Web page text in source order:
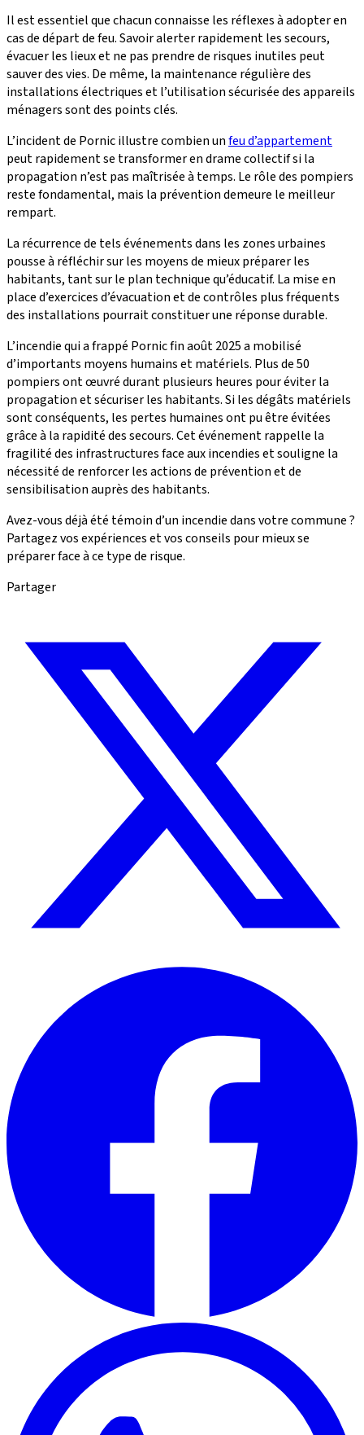
Il est essentiel que chacun connaisse les réflexes à adopter en
cas de départ de feu. Savoir alerter rapidement les secours,
évacuer les lieux et ne pas prendre de risques inutiles peut
sauver des vies. De même, la maintenance régulière des
installations électriques et l’utilisation sécurisée des appareils
ménagers sont des points clés.
L’incident de Pornic illustre combien unfeu d’appartement
peut rapidement se transformer en drame collectif si la
propagation n’est pas maîtrisée à temps. Le rôle des pompiers
reste fondamental, mais la prévention demeure le meilleur
rempart.
La récurrence de tels événements dans les zones urbaines
pousse à réfléchir sur les moyens de mieux préparer les
habitants, tant sur le plan technique qu’éducatif. La mise en
place d’exercices d’évacuation et de contrôles plus fréquents
des installations pourrait constituer une réponse durable.
L’incendie qui a frappé Pornic fin août 2025 a mobilisé
d’importants moyens humains et matériels. Plus de 50
pompiers ont œuvré durant plusieurs heures pour éviter la
propagation et sécuriser les habitants. Si les dégâts matériels
sont conséquents, les pertes humaines ont pu être évitées
grâce à la rapidité des secours. Cet événement rappelle la
fragilité des infrastructures face aux incendies et souligne la
nécessité de renforcer les actions de prévention et de
sensibilisation auprès des habitants.
Avez-vous déjà été témoin d’un incendie dans votre commune ?
Partagez vos expériences et vos conseils pour mieux se
préparer face à ce type de risque.
Partager